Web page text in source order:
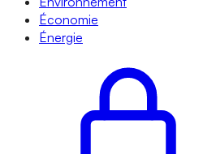
Économie
Énergie